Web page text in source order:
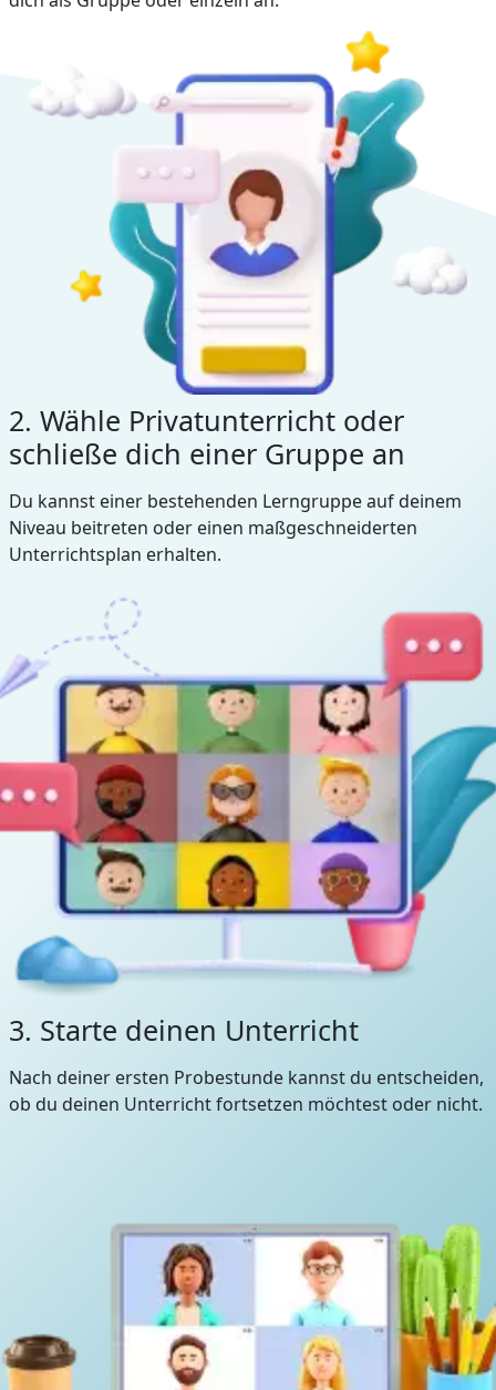
2. Wähle Privatunterricht oder
schließe dich einer Gruppe an
Du kannst einer bestehenden Lerngruppe auf deinem
Niveau beitreten oder einen maßgeschneiderten
Unterrichtsplan erhalten.
3. Starte deinen Unterricht
Nach deiner ersten Probestunde kannst du entscheiden,
ob du deinen Unterricht fortsetzen möchtest oder nicht.